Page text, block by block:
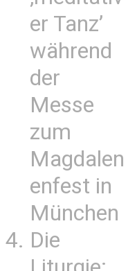
er Tanz’
während
der
Messe
zum
Magdalen
enfest in
München
Die